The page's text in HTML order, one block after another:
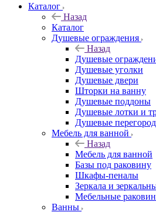
Каталог
Назад
Каталог
Душевые ограждения
Назад
Душевые
Душевые уголки
Душевые двери
Шторки на ванну
Душевые поддоны
Душевые лотки и
Душевые
Мебель для ванной
Назад
Мебель для ванной
Базы под раковину
Шкафы-пеналы
Зеркала и
Мебельные
Ванны